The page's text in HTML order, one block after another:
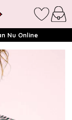
Nu Online